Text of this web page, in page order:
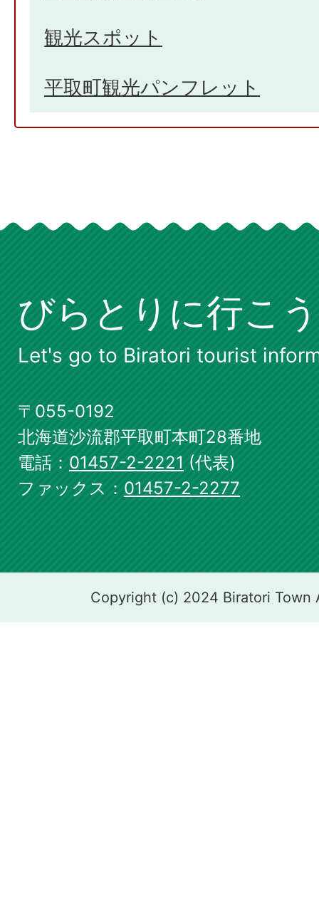
観光スポット
平取町観光パンフレット
びらとりに行こ
Let's go to Biratori tourist
〒055-0192
北海道沙流郡平取町本町28番地
電話： 01457-2-2221 (代表)
ファックス： 01457-2-2277
Copyright (c) 2024 Biratori Town